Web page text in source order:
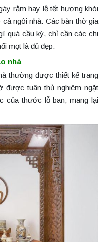
rằm hay lễ tết hương khói
ngôi nhà. Các bàn thờ gia
quá cầu kỳ, chỉ cần các chi
mọt là đủ đẹp.
nhà
thường được thiết kế trang
được tuân thủ nghiêm ngặt
của thước lỗ ban, mang lại